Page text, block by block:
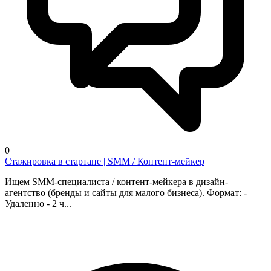
0
Стажировка в стартапе | SMM / Контент-мейкер
Ищем SMM-специалиста / контент-мейкера в дизайн-
агентство (бренды и сайты для малого бизнеса). Формат: -
Удаленно - 2 ч...